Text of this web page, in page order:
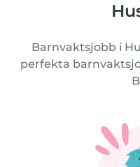
Barnvaktsjobb i
perfekta